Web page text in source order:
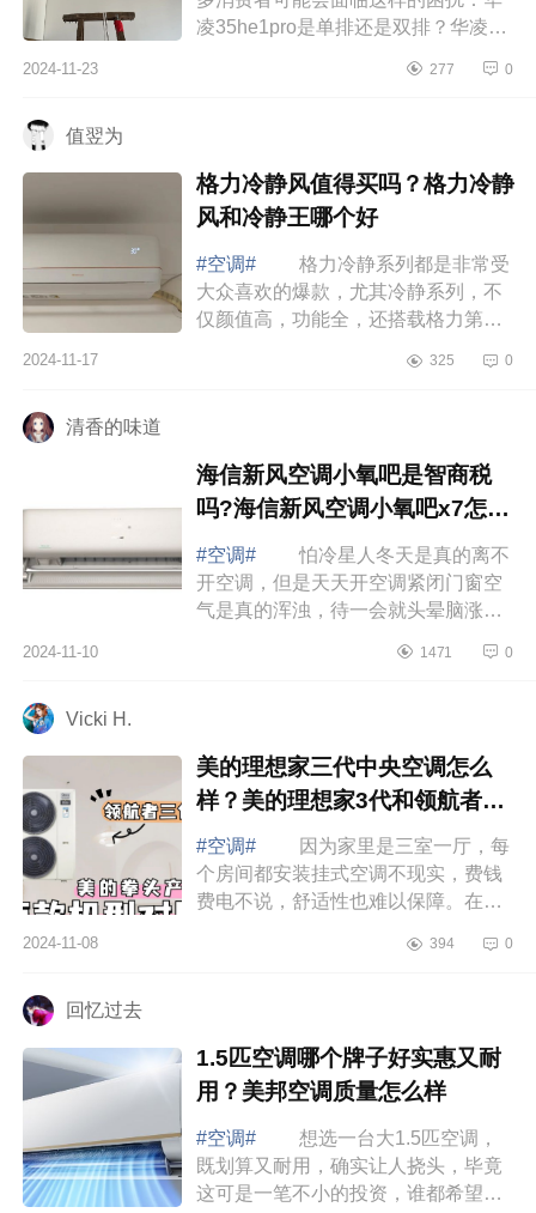
凌35he1pro是单排还是双排？华凌
35he1pro和n8he1pro区别 华凌
2024-11-23 277 0
值翌为
格力冷静风值得买吗？格力冷静
风和冷静王哪个好
#空调#
格力冷静系列都是非常受
大众喜欢的爆款，尤其冷静系列，不
仅颜值高，功能全，还搭载格力第二
小所以你选哪个款，下面小编为大家
2024-11-17 325 0
清香的味道
海信新风空调小氧吧是智商税
吗?海信新风空调小氧吧x7怎么
样
#空调#
怕冷星人冬天是真的离不
开空调，但是天天开空调紧闭门窗空
气是真的浑浊，待一会就头晕脑涨
上，脸干得不行身子热得不行，但是
2024-11-10 1471 0
Vicki H.
美的理想家三代中央空调怎么
样？美的理想家3代和领航者3
代哪个好
#空调#
因为家里是三室一厅，每
个房间都安装挂式空调不现实，费钱
费电不说，舒适性也难以保障。在众
的智慧空气管家中央空调，下面小编
2024-11-08 394 0
回忆过去
1.5匹空调哪个牌子好实惠又耐
用？美邦空调质量怎么样
#空调#
想选一台大1.5匹空调，
既划算又耐用，确实让人挠头，毕竟
这可是一笔不小的投资，谁都希望能